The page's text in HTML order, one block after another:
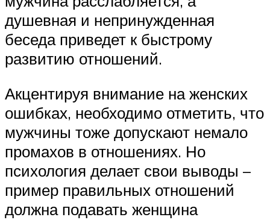
душевная и непринужденная
беседа приведет к быстрому
развитию отношений.
Акцентируя внимание на женских
ошибках, необходимо отметить, что
мужчины тоже допускают немало
промахов в отношениях. Но
психология делает свои выводы –
пример правильных отношений
должна подавать женщина